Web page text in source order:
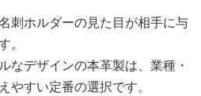
刺ホルダーの見た目が相手に与
。
なデザインの本革製は、業種・
やすい定番の選択です。